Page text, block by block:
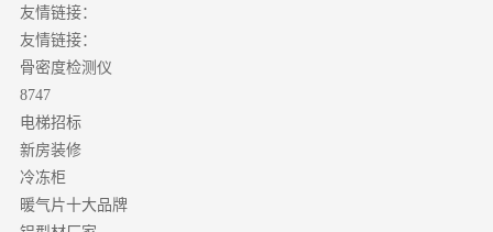
友情链接：
友情链接：
骨密度检测仪
8747
电梯招标
新房装修
冷冻柜
暖气片十大品牌